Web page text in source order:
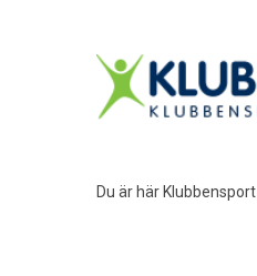
Du är här Klubbensport